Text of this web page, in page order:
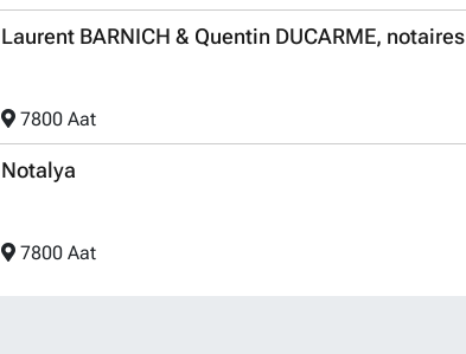
Laurent BARNICH & Quentin DUCARME,
7800 Aat
Notalya
7800 Aat